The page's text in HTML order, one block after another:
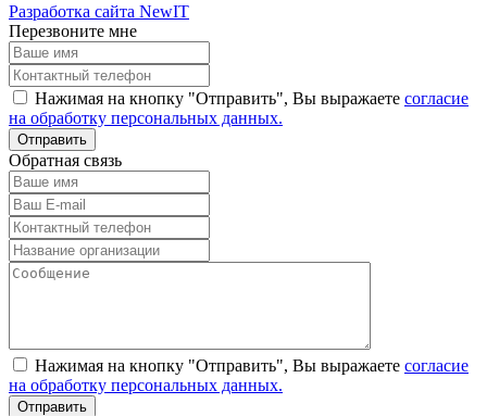
Разработка сайта NewIT
Перезвоните мне
Нажимая на кнопку "Отправить", Вы выражаете согласие
на обработку персональных данных.
Обратная связь
Нажимая на кнопку "Отправить", Вы выражаете согласие
на обработку персональных данных.